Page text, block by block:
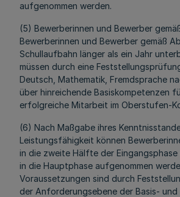
aufgenommen werden.
(5) Bewerberinnen und Bewerber
Bewerberinnen und Bewerber gemäß
Schullaufbahn länger als ein Jahr
müssen durch eine
Deutsch, Mathematik, Fremdsprache
über hinreichende Basiskompetenzen
erfolgreiche Mitarbeit im Oberstufen-
(6) Nach Maßgabe ihres
Leistungsfähigkeit können
in die zweite Hälfte der
in die Hauptphase aufgenommen
Voraussetzungen sind durch
der Anforderungsebene der Basis- und